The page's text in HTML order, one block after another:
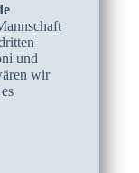
und
wir